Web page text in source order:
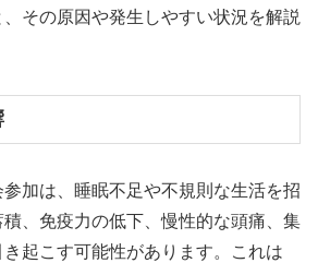
その原因や発生しやすい状況を解説
加は、睡眠不足や不規則な生活を招
、免疫力の低下、慢性的な頭痛、集
起こす可能性があります。これは